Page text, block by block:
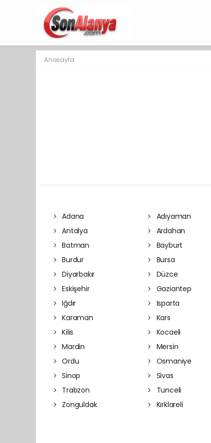
Anasayfa
Adana Adıyaman
Antalya
Ardahan
Batman
Bayburt
Burdur
Bursa
Diyarbakır
Düzce
Eskişehir
Gaziantep
Iğdır
Isparta
Karaman
Kars
Kilis
Kocaeli
Mardin
Mersin
Ordu
Osmaniye
Sinop
Sivas
Trabzon
Tunceli
Zonguldak
Kırklareli